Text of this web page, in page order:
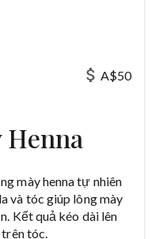
attach_money A$50
Henna
mày henna tự nhiên
và tóc giúp lông mày
Kết quả kéo dài lên
trên tóc.